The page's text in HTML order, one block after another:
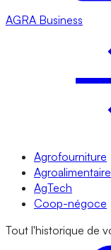
AGRA Business
Agrofourniture
Agroalimentaire
AgTech
Coop-négoce
Tout l'historique de